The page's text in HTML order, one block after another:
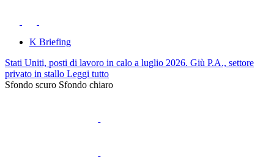
K Briefing
Stati Uniti, posti di lavoro in calo a luglio 2026. Giù P.A., settore
privato in stallo Leggi tutto
Sfondo scuro Sfondo chiaro